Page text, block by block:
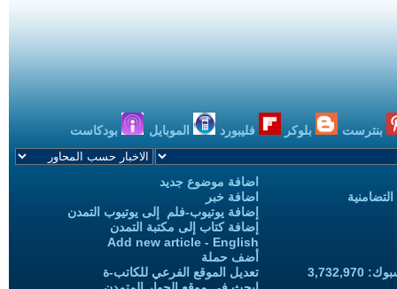
بنترست بلوكر فليبورد الموبايل بودكاست
اضافة موضوع جديد
اضافة خبر
إضافة يوتيوب-فلم إلى يوتيوب التمدن
إضافة كتاب إلى مكتبة التمدن
Add new article - English
أضف حملة
تعديل الموقع الفرعي للكاتب-ة